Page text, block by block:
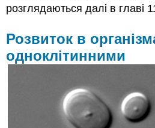
розглядаються далі в главі
Розвиток в
одноклітинними